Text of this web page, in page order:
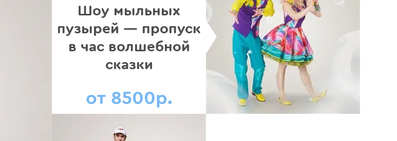
Шоу мыльных
пузырей — пропуск
в час волшебной
сказки
от 8500р.